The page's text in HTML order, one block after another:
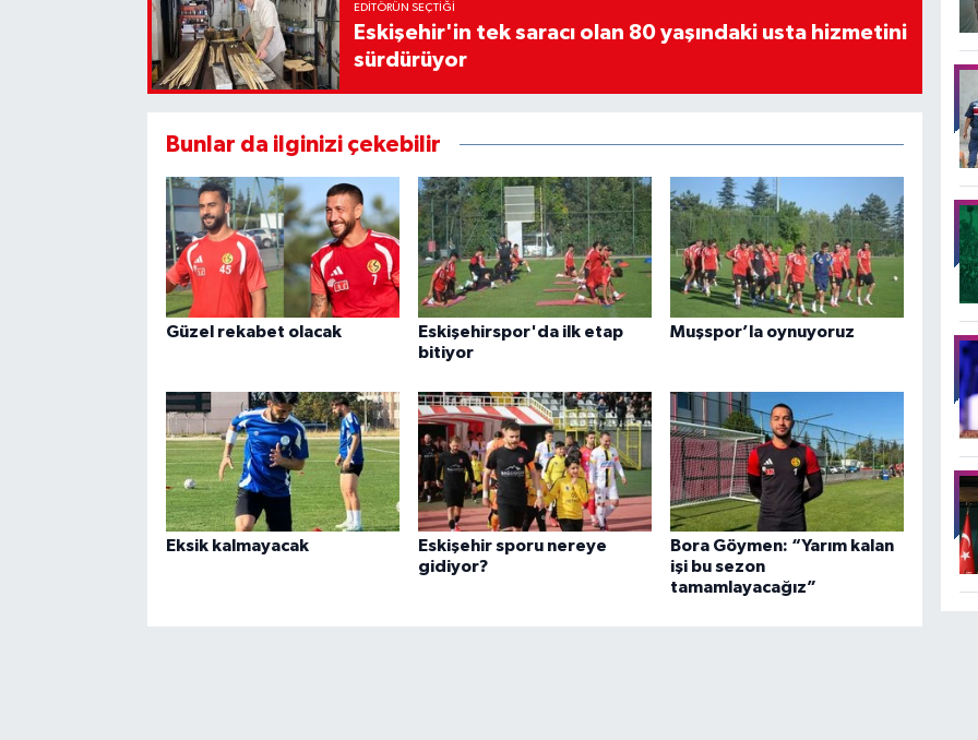
EDITÖRÜN SEÇTIĞI
Eskişehir'in tek saracı olan 80 yaşındaki usta hizmetini
sürdürüyor
Bunlar da ilginizi çekebilir
Güzel rekabet olacak
Eskişehirspor'da ilk etap
bitiyor
Muşspor’la oynuyoruz
Eksik kalmayacak
Eskişehir sporu nereye
gidiyor?
Bora Göymen: “Yarım kalan
işi bu sezon
tamamlayacağız”